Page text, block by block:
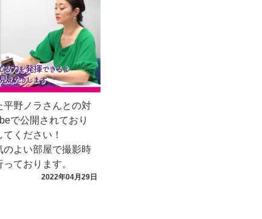
2022年04月29日
平野ノラさんとの対
で公開されており
ください！
よい部屋で撮影時
ております。